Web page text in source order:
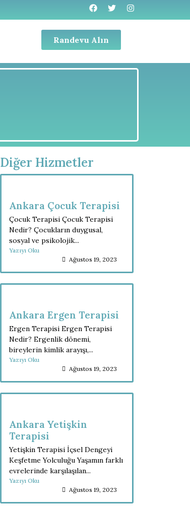
Randevu Alın
Diğer Hizmetler
Ankara Çocuk Terapisi
Çocuk Terapisi Çocuk Terapisi
Nedir? Çocukların duygusal,
sosyal ve psikolojik...
Yazıyı Oku
Ağustos 19, 2023
Ankara Ergen Terapisi
Ergen Terapisi Ergen Terapisi
Nedir? Ergenlik dönemi,
bireylerin kimlik arayışı,...
Yazıyı Oku
Ağustos 19, 2023
Ankara Yetişkin
Terapisi
Yetişkin Terapisi İçsel Dengeyi
Keşfetme Yolculuğu Yaşamın farklı
evrelerinde karşılaşılan...
Yazıyı Oku
Ağustos 19, 2023